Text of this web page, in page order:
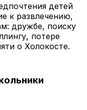
детей
к развлечению,
дружбе, поиску
потере
о Холокосте.